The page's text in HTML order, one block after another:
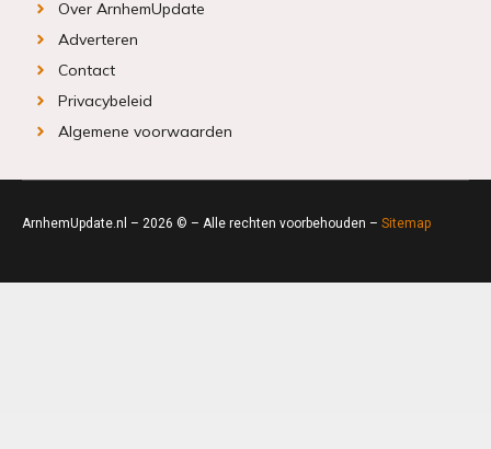
Over ArnhemUpdate
Adverteren
Contact
Privacybeleid
Algemene voorwaarden
ArnhemUpdate.nl – 2026 © – Alle rechten voorbehouden – Sitemap